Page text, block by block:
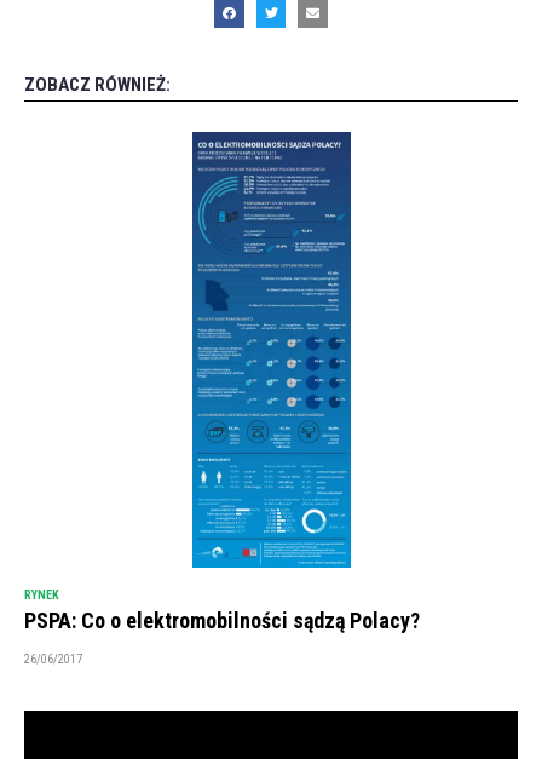
ZOBACZ RÓWNIEŻ:
RYNEK
PSPA: Co o elektromobilności sądzą Polacy?
26/06/2017